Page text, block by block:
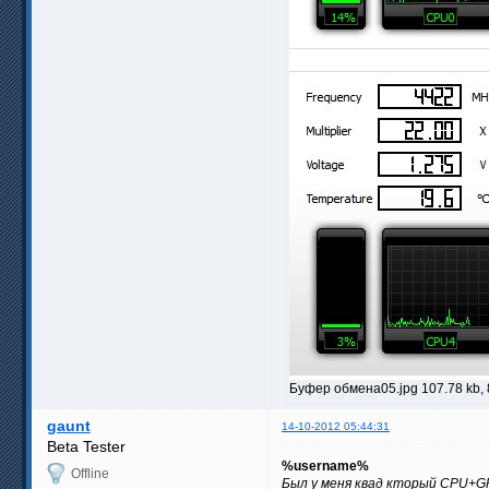
Буфер обмена05.jpg 107.78
gaunt 14-10-2012 05:44:31
Beta Tester
Offline
%username%
Был у меня квад кторый